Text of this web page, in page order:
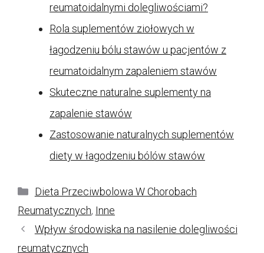
reumatoidalnymi dolegliwościami?
Rola suplementów ziołowych w
łagodzeniu bólu stawów u pacjentów z
reumatoidalnym zapaleniem stawów
Skuteczne naturalne suplementy na
zapalenie stawów
Zastosowanie naturalnych suplementów
diety w łagodzeniu bólów stawów
Kategorie
Dieta Przeciwbolowa W Chorobach
Reumatycznych, Inne
Wpływ środowiska na nasilenie dolegliwości
reumatycznych